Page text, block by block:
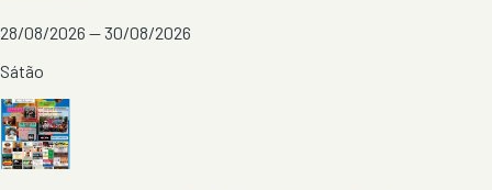
28/08/2026 — 30/08/2026
Sátão